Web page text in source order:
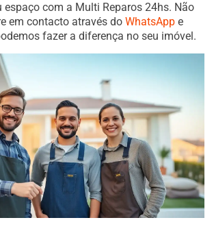
espaço com a Multi Reparos 24hs. Não
em contacto através do WhatsApp e
fazer a diferença no seu imóvel.